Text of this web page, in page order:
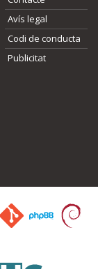
Avís legal
Codi de conducta
Publicitat